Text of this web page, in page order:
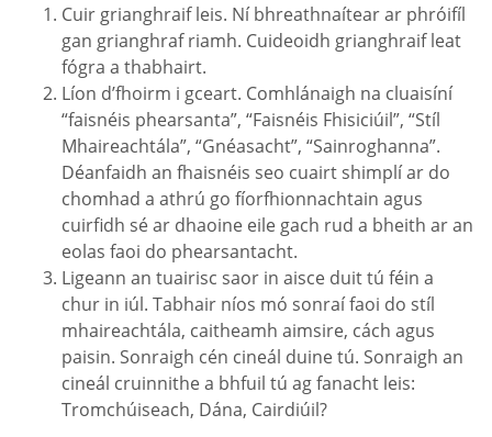
Cuir grianghraif leis. Ní bhreathnaítear ar phróifíl
gan grianghraf riamh. Cuideoidh grianghraif leat
fógra a thabhairt.
Líon d’fhoirm i gceart. Comhlánaigh na cluaisíní
“faisnéis phearsanta”, “Faisnéis Fhisiciúil”, “Stíl
Mhaireachtála”, “Gnéasacht”, “Sainroghanna”.
Déanfaidh an fhaisnéis seo cuairt shimplí ar do
chomhad a athrú go fíorfhionnachtain agus
cuirfidh sé ar dhaoine eile gach rud a bheith ar an
eolas faoi do phearsantacht.
Ligeann an tuairisc saor in aisce duit tú féin a
chur in iúl. Tabhair níos mó sonraí faoi do stíl
mhaireachtála, caitheamh aimsire, cách agus
paisin. Sonraigh cén cineál duine tú. Sonraigh an
cineál cruinnithe a bhfuil tú ag fanacht leis:
Tromchúiseach, Dána, Cairdiúil?